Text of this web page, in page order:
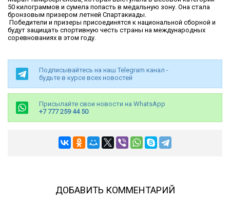
50 килограммов и сумела попасть в медальную зону. Она стала
бронзовым призером летней Спартакиады.
Победители и призеры присоединятся к национальной сборной и
будут защищать спортивную честь страны на международных
соревнованиях в этом году.
Подписывайтесь на наш Telegram канал -
будьте в курсе всех новостей
Присылайте свои новости на WhatsApp
+7 777 259 44 50
ДОБАВИТЬ КОММЕНТАРИЙ